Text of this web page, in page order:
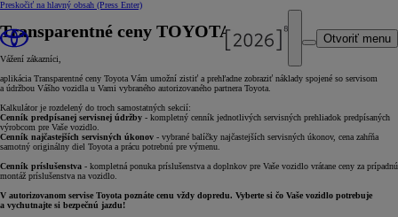
Preskočiť na hlavný obsah (Press Enter)
Otvoriť menu
Transparentné ceny TOYOTA
Vážení zákazníci,
aplikácia Transparentné ceny Toyota Vám umožní zistiť a prehľadne zobraziť náklady spojené so servisom
a údržbou Vášho vozidla u Vami vybraného autorizovaného partnera Toyota.
Kalkulátor je rozdelený do troch samostatných sekcií:
Cenník predpísanej servisnej údržby - kompletný cenník jednotlivých servisných prehliadok predpísaných
výrobcom pre Vaše vozidlo.
Cenník najčastejších servisných úkonov - vybrané balíčky najčastejších servisných úkonov, cena zahŕňa
samotný originálny diel Toyota a prácu potrebnú pre výmenu.
Cenník príslušenstva - kompletná ponuka príslušenstva a doplnkov pre Vaše vozidlo vrátane ceny za prípadnú
montáž príslušenstva na vozidlo.
V autorizovanom servise Toyota poznáte cenu vždy dopredu. Vyberte si čo Vaše vozidlo potrebuje
a vychutnajte si bezpečnú jazdu!